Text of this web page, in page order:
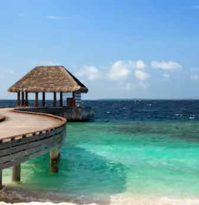
нагоре и надолу или навигирайте с